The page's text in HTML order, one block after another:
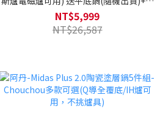
銀配件+烘焙三件組+多用鍋蓋
NT$5,999
NT$26,587